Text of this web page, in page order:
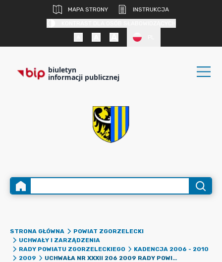
MAPA STRONY
INSTRUKCJA
biuletyn
informacji publicznej
STRONA GŁÓWNA
POWIAT ZGORZELECKI
UCHWAŁY I ZARZĄDZENIA
RADY POWIATU ZGORZELECKIEGO
KADENCJA 2006 - 2010
2009
UCHWAŁA NR XXXII 206 2009 RADY POWIATU ZGORZELECKIEGO Z DNIA 29 STYCZNIA 2009 R. W SPRAWIE UCHWALENIA ROCZNEGO PLANU PRACY RADY POWIATU ZGORZELECKIEGO